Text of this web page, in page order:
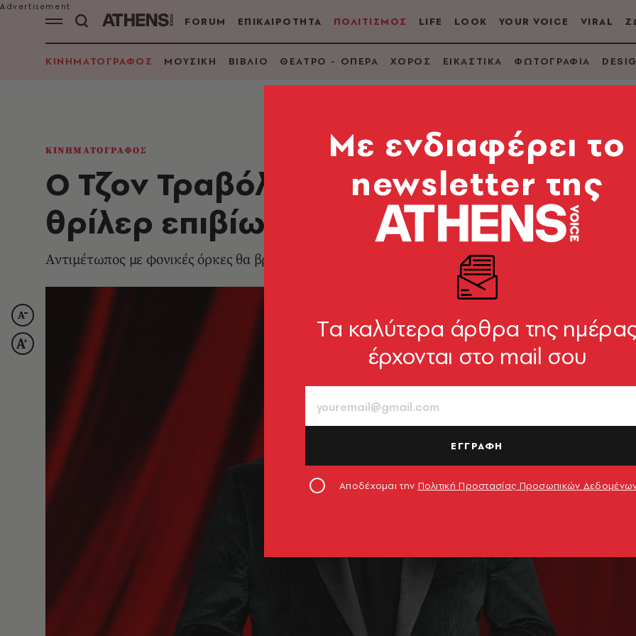
FORUM ΕΠΙΚΑΙΡΟΤΗΤΑ ΠΟΛΙΤΙΣΜΟΣ LIFE LOOK YOUR VOICE VIRAL
ΚΙΝΗΜΑΤΟΓΡΑΦΟΣ ΜΟΥΣΙΚΗ ΒΙΒΛΙΟ ΘΕΑΤΡΟ - ΟΠΕΡΑ ΧΟΡΟΣ ΕΙΚΑΣΤΙΚΑ ΦΩΤΟΓΡΑΦΙΑ
ΚΙΝΗΜΑΤΟΓΡΑΦΟΣ
Ο Τζον Τραβόλτα θα
θρίλερ επιβίωσης
Aντιμέτωπος με φονικές όρκες θα βρεθεί ο Αμερικανός σταρ για τις ανάγκες της ταινίας
Mε ενδιαφέρει το
newsletter της
Tα καλύτερα άρθρα της
έρχονται στο mail σου
ΕΓΓΡΑΦΗ
Αποδέχομαι την Πολιτική Προστασίας Προσωπικών